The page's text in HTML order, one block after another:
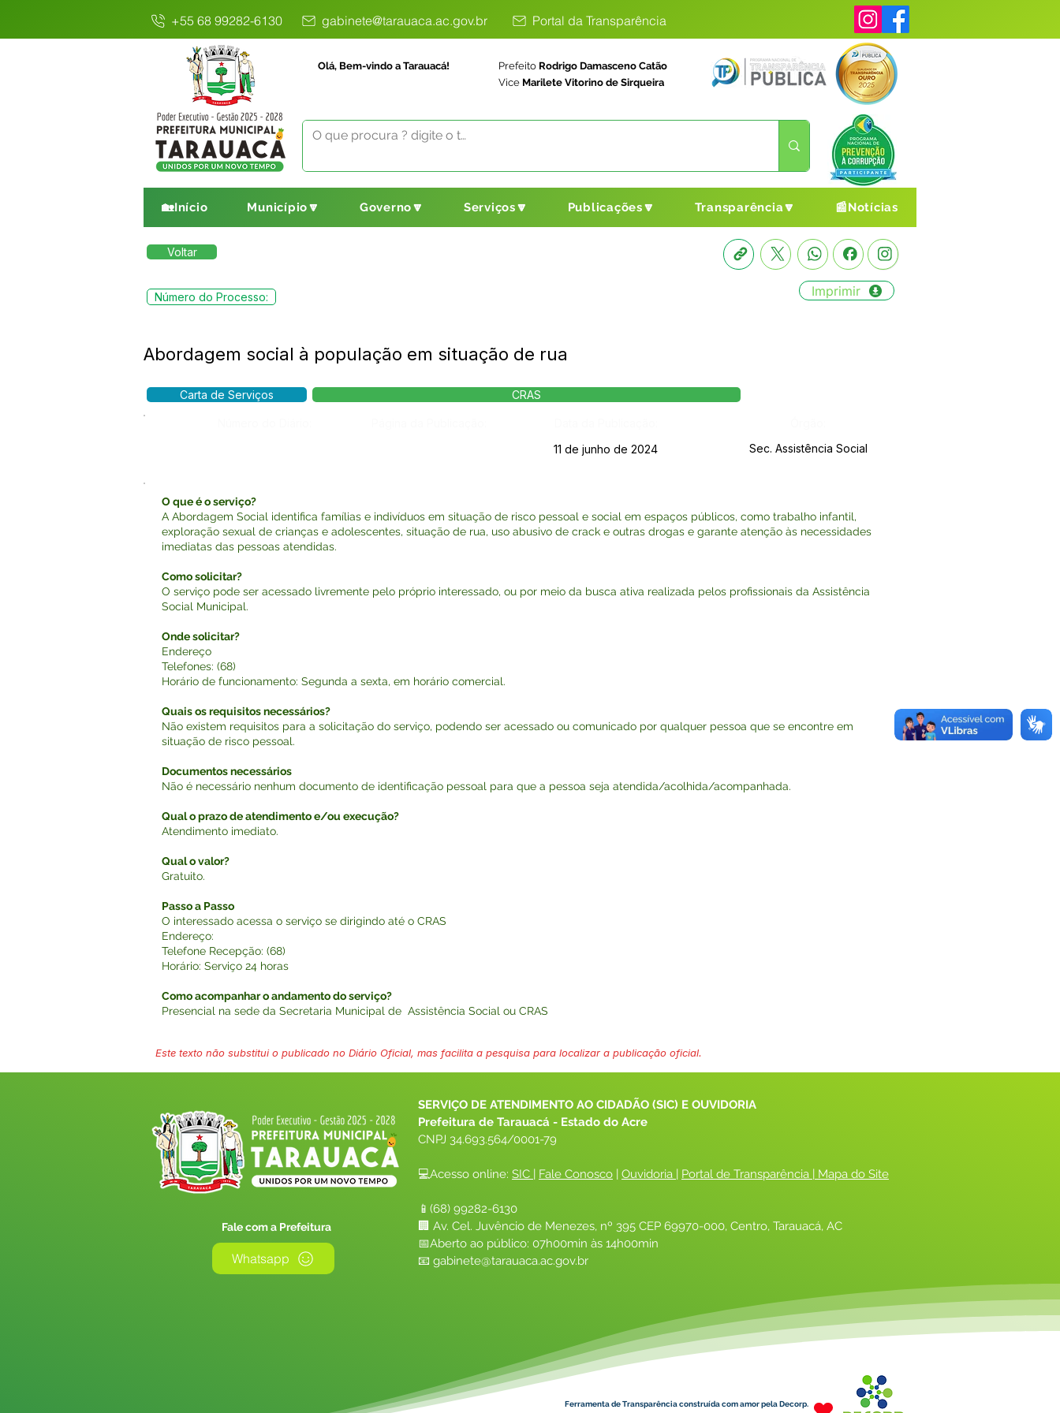
+55 68 99282-6130 gabinete@tarauaca.ac.gov.br Portal da Transparência
Olá, Bem-vindo a Tarauacá! Prefeito Rodrigo Damasceno Catão
Vice Marilete Vitorino de Sirqueira
🏡Início Município🔽 Governo🔽 Serviços🔽 Publicações🔽 Transparência🔽 📰Notícias
Voltar
Número do Processo: Imprimir
Abordagem social à população em situação de rua
Carta de Serviços CRAS
11 de junho de 2024
Sec. Assistência Social
O que é o serviço?
A Abordagem Social identifica famílias e indivíduos em situação de risco pessoal e social em espaços públicos, como trabalho infantil,
exploração sexual de crianças e adolescentes, situação de rua, uso abusivo de crack e outras drogas e garante atenção às necessidades
imediatas das pessoas atendidas.
Como solicitar?
O serviço pode ser acessado livremente pelo próprio interessado, ou por meio da busca ativa realizada pelos profissionais da Assistência
Social Municipal.
Onde solicitar?
Endereço
Telefones: (68)
Horário de funcionamento: Segunda a sexta, em horário comercial.
Quais os requisitos necessários?
Não existem requisitos para a solicitação do serviço, podendo ser acessado ou comunicado por qualquer pessoa que se encontre em
situação de risco pessoal.
Documentos necessários
Não é necessário nenhum documento de identificação pessoal para que a pessoa seja atendida/acolhida/acompanhada.
Qual o prazo de atendimento e/ou execução?
Atendimento imediato.
Qual o valor?
Gratuito.
Passo a Passo
O interessado acessa o serviço se dirigindo até o CRAS
Endereço:
Telefone Recepção: (68)
Horário: Serviço 24 horas
Como acompanhar o andamento do serviço?
Presencial na sede da Secretaria Municipal de Assistência Social ou CRAS
Este texto não substitui o publicado no Diário Oficial, mas facilita a pesquisa para localizar a publicação oficial.
Fale com a Prefeitura
Whatsapp
SERVIÇO DE ATENDIMENTO AO CIDADÃO (SIC) E OUVIDORIA
Prefeitura de Tarauacá - Estado do Acre
CNPJ 34.693.564/0001-79
💻Acesso online: SIC | Fale Conosco | Ouvidoria | Portal de Transparência | Mapa do Site
📱(68) 99282-6130
🏢 Av. Cel. Juvêncio de Menezes, nº 395 CEP 69970-000, Centro, Tarauacá, AC
📅Aberto ao público: 07h00min às 14h00min
📧 gabinete@tarauaca.ac.gov.br
Ferramenta de Transparência construída com amor pela Decorp.